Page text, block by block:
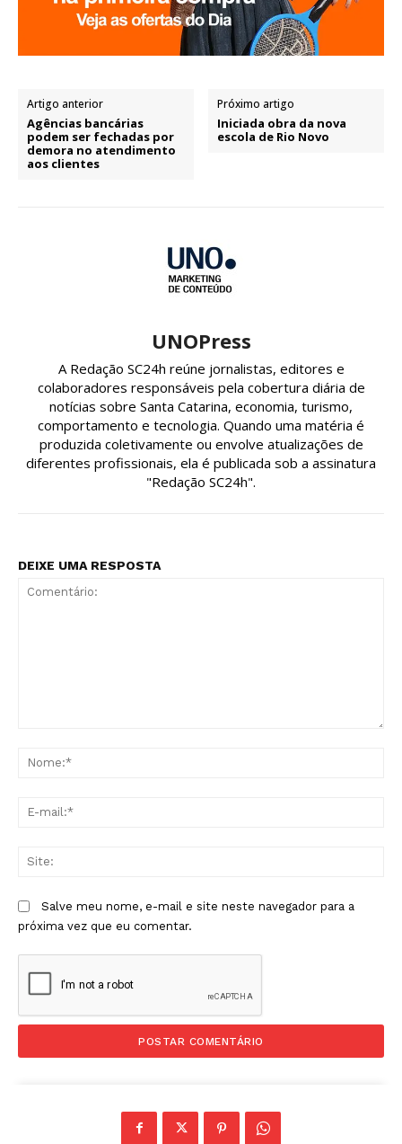
Artigo anterior
Agências bancárias
podem ser fechadas por
demora no atendimento
aos clientes
Próximo artigo
Iniciada obra da nova
escola de Rio Novo
UNOPress
A Redação SC24h reúne jornalistas, editores e
colaboradores responsáveis pela cobertura diária de
notícias sobre Santa Catarina, economia, turismo,
comportamento e tecnologia. Quando uma matéria é
produzida coletivamente ou envolve atualizações de
diferentes profissionais, ela é publicada sob a assinatura
"Redação SC24h".
DEIXE UMA RESPOSTA
Salve meu nome, e-mail e site neste navegador para a
próxima vez que eu comentar.